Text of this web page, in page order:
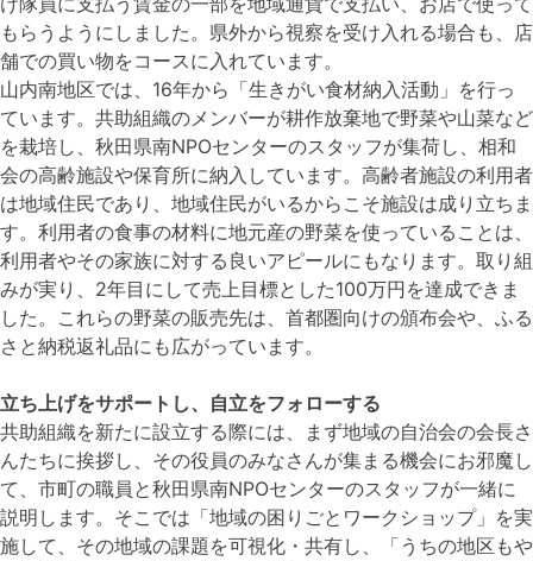
もらうようにしました。県外から視察を受け入れる場合も、店
舗での買い物をコースに入れています。
山内南地区では、16年から「生きがい食材納入活動」を行っ
ています。共助組織のメンバーが耕作放棄地で野菜や山菜など
を栽培し、秋田県南NPOセンターのスタッフが集荷し、相和
会の高齢施設や保育所に納入しています。高齢者施設の利用者
は地域住民であり、地域住民がいるからこそ施設は成り立ちま
す。利用者の食事の材料に地元産の野菜を使っていることは、
利用者やその家族に対する良いアピールにもなります。取り組
みが実り、2年目にして売上目標とした100万円を達成できま
した。これらの野菜の販売先は、首都圏向けの頒布会や、ふる
さと納税返礼品にも広がっています。
立ち上げをサポートし、自立をフォローする
共助組織を新たに設立する際には、まず地域の自治会の会長さ
んたちに挨拶し、その役員のみなさんが集まる機会にお邪魔し
て、市町の職員と秋田県南NPOセンターのスタッフが一緒に
説明します。そこでは「地域の困りごとワークショップ」を実
施して、その地域の課題を可視化・共有し、「うちの地区もや